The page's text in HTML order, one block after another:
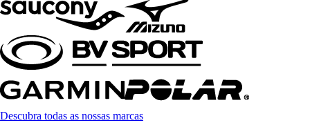
Descubra todas as nossas marcas